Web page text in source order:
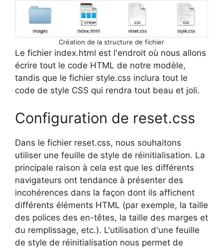
Création de la structure de fichier
Le fichier index.html est l'endroit où nous allons
écrire tout le code HTML de notre modèle,
tandis que le fichier style.css inclura tout le
code de style CSS qui rendra tout beau et joli.
Configuration de reset.css
Dans le fichier reset.css, nous souhaitons
utiliser une feuille de style de réinitialisation. La
principale raison à cela est que les différents
navigateurs ont tendance à présenter des
incohérences dans la façon dont ils affichent
différents éléments HTML (par exemple, la taille
des polices des en-têtes, la taille des marges et
du remplissage, etc.). L'utilisation d'une feuille
de style de réinitialisation nous permet de